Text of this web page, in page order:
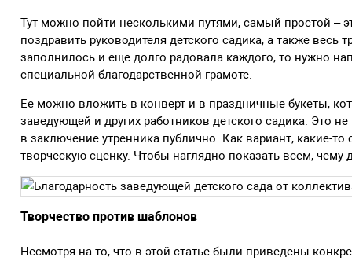
Тут можно пойти несколькими путями, самый простой –
поздравить руководителя детского садика, а также
заполнилось и еще долго радовала каждого, то нужно
специальной благодарственной грамоте.
Ее можно вложить в конверт и в праздничные букеты,
заведующей и других работников детского садика. Это
в заключение утренника публично. Как вариант, какие-
творческую сценку. Чтобы наглядно показать всем,
Творчество против шаблонов
Несмотря на то, что в этой статье были приведены